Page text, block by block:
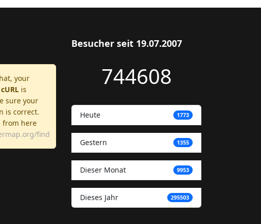
your
cURL is
sure your
is correct.
from here
find
Besucher seit 19.07.2007
744608
Heute 1773
Gestern 1355
Dieser Monat 9953
Dieses Jahr 295503